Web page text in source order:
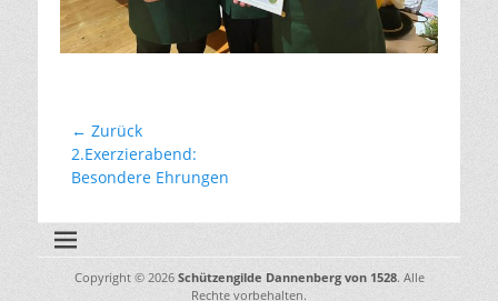
Beitragsnavigation
← Zurück
Vorhergehender
Beitrag:
2.Exerzierabend:
Besondere Ehrungen
Copyright © 2026 Schützengilde Dannenberg von 1528. Alle
Rechte vorbehalten.